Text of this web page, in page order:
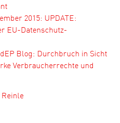
2015: UPDATE:
EU-Datenschutz-
Blog: Durchbruch in Sicht
Verbraucherrechte und